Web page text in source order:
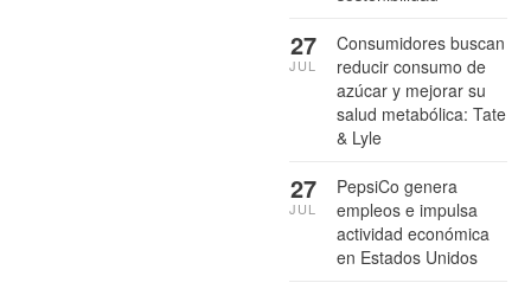
Consumidores buscan
reducir consumo de
azúcar y mejorar su
salud metabólica: Tate
& Lyle
27
JUL
PepsiCo genera
empleos e impulsa
actividad económica
en Estados Unidos
27
JUL